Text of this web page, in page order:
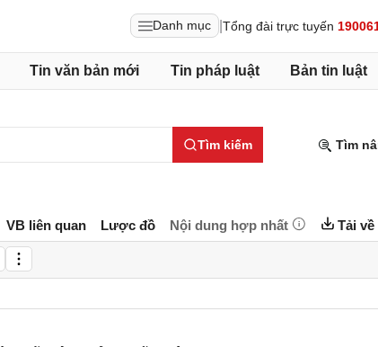
Danh mục Tổng đài trực tuyến
Tin văn bản mới Tin pháp luật Bản tin luật
Tìm kiếm Tìm
VB liên quan Lược đồ Nội dung hợp nhất Tải về